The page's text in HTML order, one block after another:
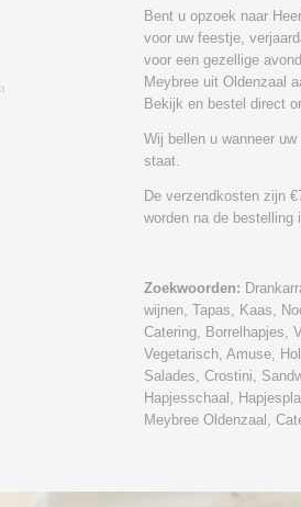
Bent u opzoek naar
voor uw feestje,
voor een gezellige
Meybree uit Oldenzaal
Bekijk en bestel direct
Wij bellen u wanneer
staat.
De verzendkosten zijn
worden na de bestelling
Zoekwoorden:
wijnen, Tapas, Kaas,
Catering, Borrelhapjes,
Vegetarisch, Amuse,
Salades, Crostini,
Hapjesschaal,
Meybree Oldenzaal,